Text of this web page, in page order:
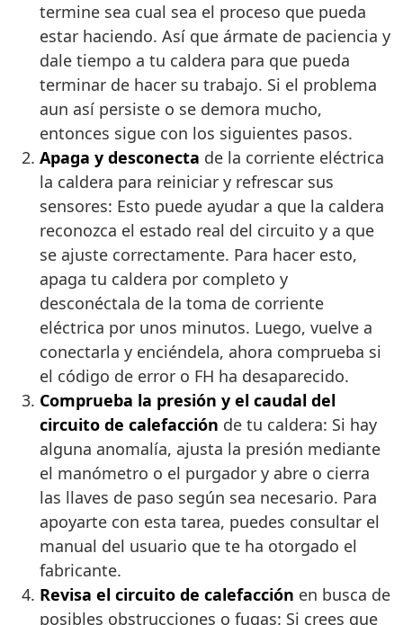
termine sea cual sea el proceso que pueda
estar haciendo. Así que ármate de paciencia y
dale tiempo a tu caldera para que pueda
terminar de hacer su trabajo. Si el problema
aun así persiste o se demora mucho,
entonces sigue con los siguientes pasos.
Apaga y desconecta de la corriente eléctrica
la caldera para reiniciar y refrescar sus
sensores: Esto puede ayudar a que la caldera
reconozca el estado real del circuito y a que
se ajuste correctamente. Para hacer esto,
apaga tu caldera por completo y
desconéctala de la toma de corriente
eléctrica por unos minutos. Luego, vuelve a
conectarla y enciéndela, ahora comprueba si
el código de error o FH ha desaparecido.
Comprueba la presión y el caudal del
circuito de calefacción de tu caldera: Si hay
alguna anomalía, ajusta la presión mediante
el manómetro o el purgador y abre o cierra
las llaves de paso según sea necesario. Para
apoyarte con esta tarea, puedes consultar el
manual del usuario que te ha otorgado el
fabricante.
Revisa el circuito de calefacción en busca de
posibles obstrucciones o fugas: Si crees que